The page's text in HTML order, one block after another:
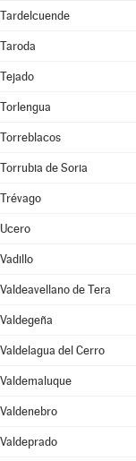
Tardelcuende
Taroda
Tejado
Torlengua
Torreblacos
Torrubia de Soria
Trévago
Ucero
Vadillo
Valdeavellano de Tera
Valdegeña
Valdelagua del Cerro
Valdemaluque
Valdenebro
Valdeprado